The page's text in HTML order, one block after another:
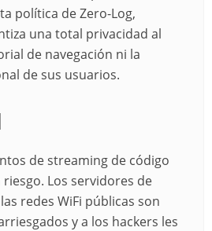
política de Zero-Log,
una total privacidad al
de navegación ni la
de sus usuarios.
de streaming de código
Los servidores de
redes WiFi públicas son
y a los hackers les